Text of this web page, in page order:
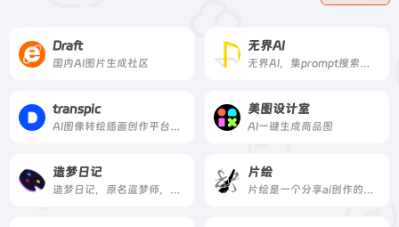
Draft
国内AI图片生成社区
无界AI
无界AI，集prompt搜索、AI图库、AI创作、AI广场等为一体。提供一站式AI搜索-创作-交流-分享服务。
transpic
AI图像转绘插画创作平台、上传图片生成多张图片，图片风格转换
美图设计室
AI一键生成商品图
造梦日记
造梦日记，原名盗梦师，是西湖心辰联合西湖大学研发的一款AI绘画工具，覆盖多模态模型训练和图像生成，包括二次元头像生成、图片设计等，可应用于绘画、动漫游戏、运营策划和电商等领域，人人都可实现自己的创作梦。
片绘
片绘是一个分享ai创作的绘画交流平台，创造艺术的并不是AI，创造艺术的终究是你我。